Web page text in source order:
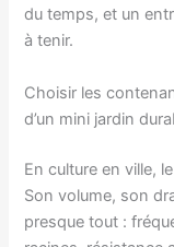
du temps, et un
à tenir.
Choisir les
d’un mini jardin
En culture en ville,
Son volume, son
presque tout :